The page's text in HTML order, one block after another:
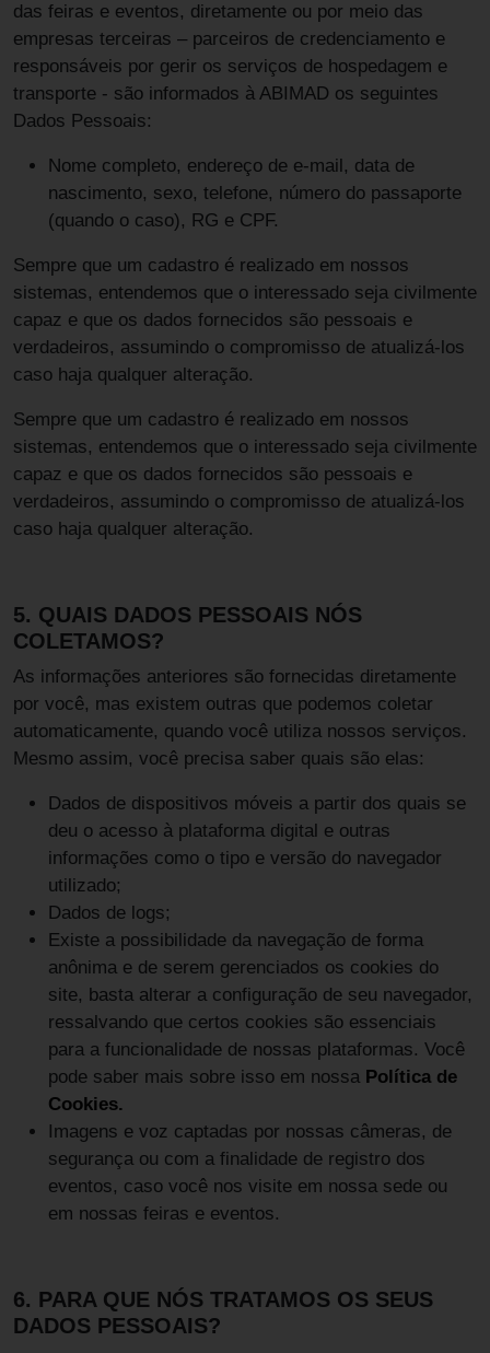
das feiras e eventos, diretamente ou por meio das
empresas terceiras – parceiros de credenciamento e
responsáveis por gerir os serviços de hospedagem e
transporte - são informados à ABIMAD os seguintes
Dados Pessoais:
Nome completo, endereço de e-mail, data de
nascimento, sexo, telefone, número do passaporte
(quando o caso), RG e CPF.
Sempre que um cadastro é realizado em nossos
sistemas, entendemos que o interessado seja civilmente
capaz e que os dados fornecidos são pessoais e
verdadeiros, assumindo o compromisso de atualizá-los
caso haja qualquer alteração.
Sempre que um cadastro é realizado em nossos
sistemas, entendemos que o interessado seja civilmente
capaz e que os dados fornecidos são pessoais e
verdadeiros, assumindo o compromisso de atualizá-los
caso haja qualquer alteração.
5. QUAIS DADOS PESSOAIS NÓS
COLETAMOS?
As informações anteriores são fornecidas diretamente
por você, mas existem outras que podemos coletar
automaticamente, quando você utiliza nossos serviços.
Mesmo assim, você precisa saber quais são elas:
Dados de dispositivos móveis a partir dos quais se
deu o acesso à plataforma digital e outras
informações como o tipo e versão do navegador
utilizado;
Dados de logs;
Existe a possibilidade da navegação de forma
anônima e de serem gerenciados os cookies do
site, basta alterar a configuração de seu navegador,
ressalvando que certos cookies são essenciais
para a funcionalidade de nossas plataformas. Você
pode saber mais sobre isso em nossa Política de
Cookies.
Imagens e voz captadas por nossas câmeras, de
segurança ou com a finalidade de registro dos
eventos, caso você nos visite em nossa sede ou
em nossas feiras e eventos.
6. PARA QUE NÓS TRATAMOS OS SEUS
DADOS PESSOAIS?